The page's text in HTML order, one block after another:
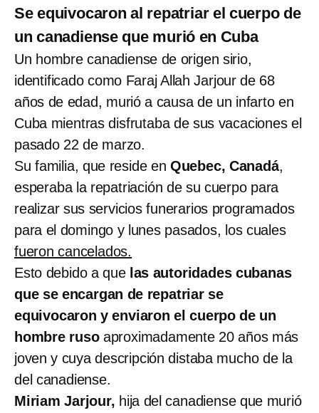
Se equivocaron al repatriar el cuerpo de
un canadiense que murió en Cuba
Un hombre canadiense de origen sirio,
identificado como Faraj Allah Jarjour de 68
años de edad, murió a causa de un infarto en
Cuba mientras disfrutaba de sus vacaciones el
pasado 22 de marzo.
Su familia, que reside en Quebec, Canadá,
esperaba la repatriación de su cuerpo para
realizar sus servicios funerarios programados
para el domingo y lunes pasados, los cuales
fueron cancelados.
Esto debido a que las autoridades cubanas
que se encargan de repatriar se
equivocaron y enviaron el cuerpo de un
hombre rusoaproximadamente 20 años más
joven y cuya descripción distaba mucho de la
del canadiense.
Miriam Jarjour, hija del canadiense que murió